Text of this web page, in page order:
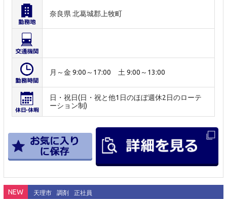
奈良県 北葛城郡上牧町
月～金 9:00～17:00 土 9:00～13:00
日・祝日(日・祝と他1日のほぼ週休2日のローテ
ーション制)
NEW 天理市 調剤 正社員